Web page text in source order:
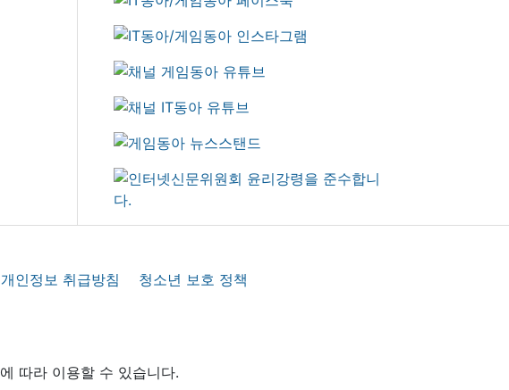
개인정보 취급방침
청소년 보호 정책
에 따라 이용할 수 있습니다.